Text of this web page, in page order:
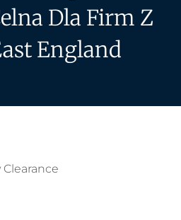
Dla Firm Z
England
Clearance